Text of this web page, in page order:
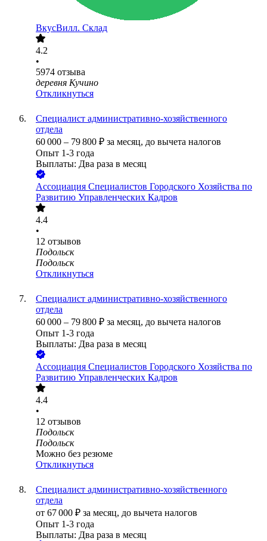
ВкусВилл. Склад
4.2
•
5974 отзыва
деревня Кучино
Откликнуться
Специалист административно-хозяйственного
отдела
60 000 – 79 800 ₽ за месяц, до вычета налогов
Опыт 1-3 года
Выплаты: Два раза в месяц
Ассоциация Специалистов Городского Хозяйства по
Развитию Управленческих Кадров
4.4
•
12 отзывов
Подольск
Подольск
Откликнуться
Специалист административно-хозяйственного
отдела
60 000 – 79 800 ₽ за месяц, до вычета налогов
Опыт 1-3 года
Выплаты: Два раза в месяц
Ассоциация Специалистов Городского Хозяйства по
Развитию Управленческих Кадров
4.4
•
12 отзывов
Подольск
Подольск
Можно без резюме
Откликнуться
Специалист административно-хозяйственного
отдела
от 67 000 ₽ за месяц, до вычета налогов
Опыт 1-3 года
Выплаты: Два раза в месяц